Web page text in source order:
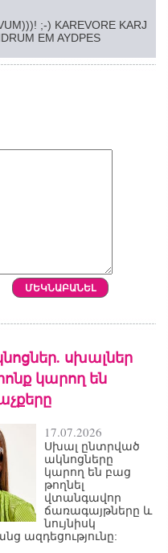
;-) KAREVORE KARJ
EM AYDPES
սխալներ
կարող են
17.07.2026
Սխալ ընտրված
ակնոցները
կարող են բաց
թողնել
վտանգավոր
ճառագայթները և
նույնիսկ
ազդեցությունը: